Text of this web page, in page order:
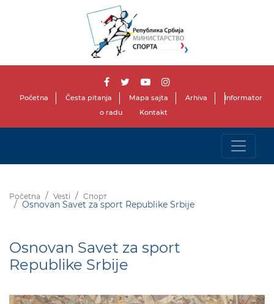
Početna Česta pitanja Mapa sajta Arhiva
Informator
o radu
Kontakt
Početna Vesti Спорт
Osnovan Savet za sport Republike Srbije
Osnovan Savet za sport
Republike Srbije